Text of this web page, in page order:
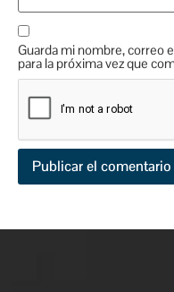
Guarda mi nombre, correo
para la próxima vez que